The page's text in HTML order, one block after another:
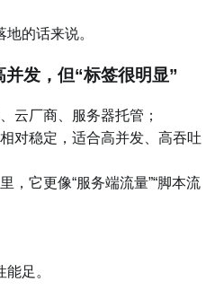
的话来说。
发，但“标签很明显”
云厂商、服务器托管；
对稳定，适合高并发、高吞吐
，它更像“服务端流量”“脚本流
足。